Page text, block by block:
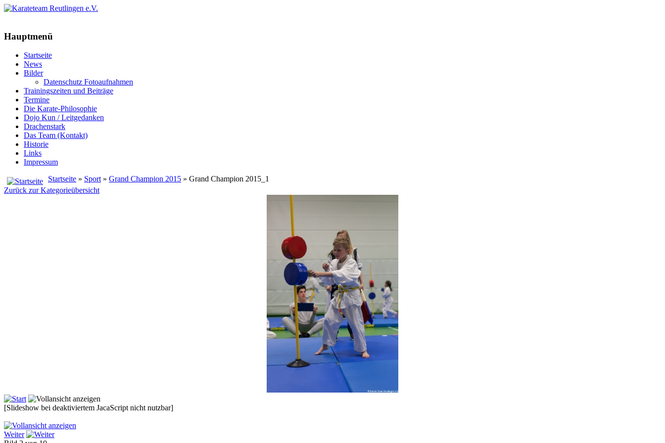
Hauptmenü
Startseite
News
Bilder
Datenschutz Fotoaufnahmen
Trainingszeiten und Beiträge
Termine
Die Karate-Philosophie
Dojo Kun / Leitgedanken
Drachenstark
Das Team (Kontakt)
Historie
Links
Impressum
Startseite » Sport» Grand Champion 2015 » Grand Champion 2015_1
Zurück zur Kategorieübersicht
[Slideshow bei deaktiviertem JacaScript nicht nutzbar]
Weiter